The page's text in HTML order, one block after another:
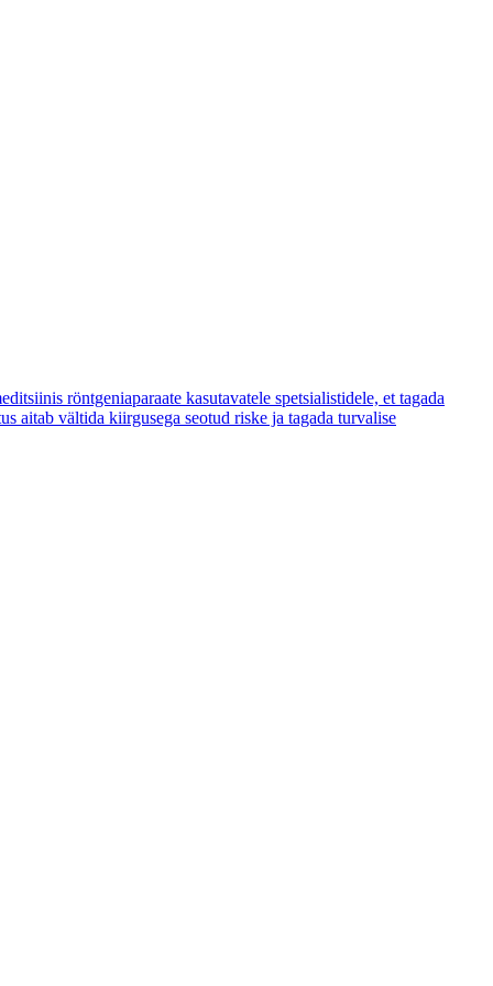
röntgeniaparaate kasutavatele spetsialistidele, et tagada
aitab vältida kiirgusega seotud riske ja tagada turvalise